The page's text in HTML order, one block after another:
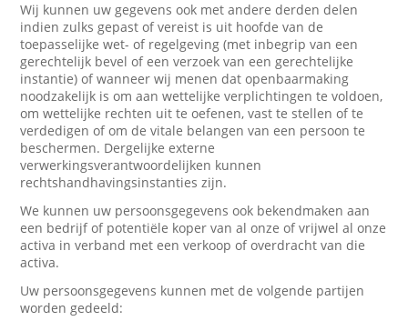
Wij kunnen uw gegevens ook met andere derden delen
indien zulks gepast of vereist is uit hoofde van de
toepasselijke wet- of regelgeving (met inbegrip van een
gerechtelijk bevel of een verzoek van een gerechtelijke
instantie) of wanneer wij menen dat openbaarmaking
noodzakelijk is om aan wettelijke verplichtingen te voldoen,
om wettelijke rechten uit te oefenen, vast te stellen of te
verdedigen of om de vitale belangen van een persoon te
beschermen. Dergelijke externe
verwerkingsverantwoordelijken kunnen
rechtshandhavingsinstanties zijn.
We kunnen uw persoonsgegevens ook bekendmaken aan
een bedrijf of potentiële koper van al onze of vrijwel al onze
activa in verband met een verkoop of overdracht van die
activa.
Uw persoonsgegevens kunnen met de volgende partijen
worden gedeeld: